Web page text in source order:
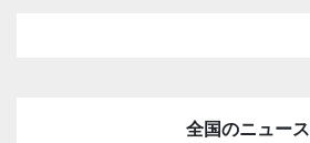
全国のニュース